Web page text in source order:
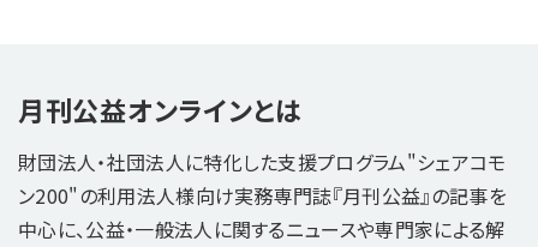
月刊公益オンラインとは
財団法人・社団法人に特化した支援プログラム"シェアコモ
ン200"の利用法人様向け実務専門誌『月刊公益』の記事を
中心に、公益・一般法人に関するニュースや専門家による解